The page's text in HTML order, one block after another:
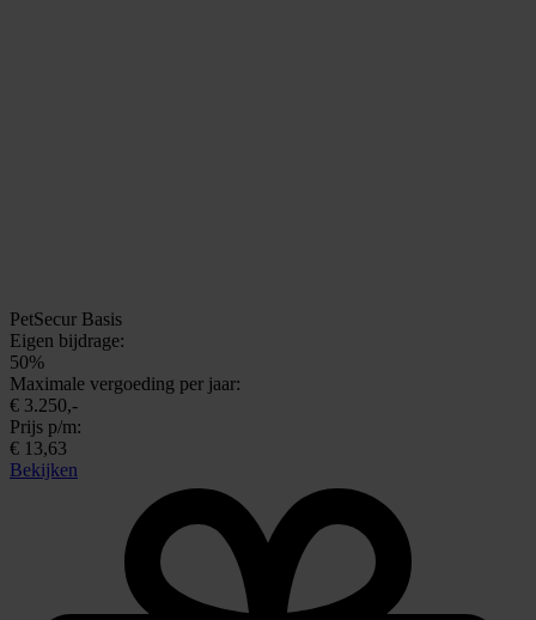
PetSecur Basis
Eigen bijdrage:
50%
Maximale vergoeding per jaar:
€ 3.250,-
Prijs p/m:
€ 13,63
Bekijken